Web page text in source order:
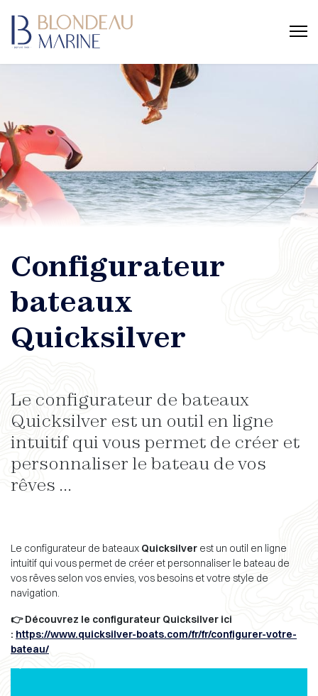
Configurateur
bateaux
Quicksilver
Le configurateur de bateaux
Quicksilver est un outil en ligne
intuitif qui vous permet de créer et
personnaliser le bateau de vos
rêves ...
Le configurateur de bateaux Quicksilver est un outil en ligne
intuitif qui vous permet de créer et personnaliser le bateau de
vos rêves selon vos envies, vos besoins et votre style de
navigation.
👉 Découvrez le configurateur Quicksilver ici
: https://www.quicksilver-boats.com/fr/fr/configurer-votre-
bateau/